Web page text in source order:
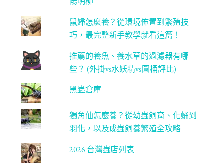
ne
l
鼠婦怎麼養？從環境佈置到繁殖技
巧，最完整新手教學就看這篇！
推薦的養魚、養水草的過濾器有哪
些？ (外掛vs水妖精vs圓桶評比)
黑蟲倉庫
獨角仙怎麼養？從幼蟲飼育、化蛹到
羽化，以及成蟲飼養繁殖全攻略
2026 台灣蟲店列表